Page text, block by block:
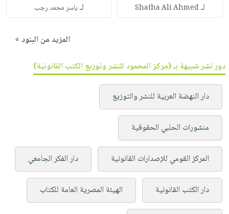
لـShatha Ali Ahmed لـ ياسر محمد رجب
المزيد من البنود »
دور نشر شبيهة بـ (مركز المحمود للنشر وتوزيع الكتب القانونية)
دار النهضة العربية للنشر والتوزيع
منشورات الحلبي الحقوقية
المركز القومي للإصدارات القانونية دار الفكر الجامعي
دار الكتب القانونية الهيئة المصرية العامة للكتاب